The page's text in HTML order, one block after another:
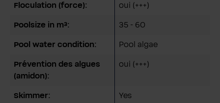
Floculation (force): oui (+++)
Poolsize in m³: 35 - 60
Pool water condition: Pool algae
Prévention des algues
(amidon):
oui (+++)
Skimmer: Yes